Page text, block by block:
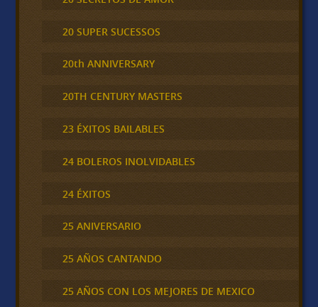
20 SUPER SUCESSOS
20th ANNIVERSARY
20TH CENTURY MASTERS
23 ÉXITOS BAILABLES
24 BOLEROS INOLVIDABLES
24 ÉXITOS
25 ANIVERSARIO
25 AÑOS CANTANDO
25 AÑOS CON LOS MEJORES DE MEXICO